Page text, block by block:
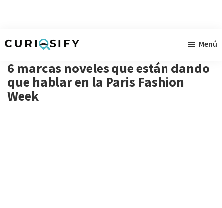
contenido
principal
barra
lateral
pie
de
página
singulares
a
raudales
Menú
6 marcas noveles que están dando
que hablar en la Paris Fashion
Week